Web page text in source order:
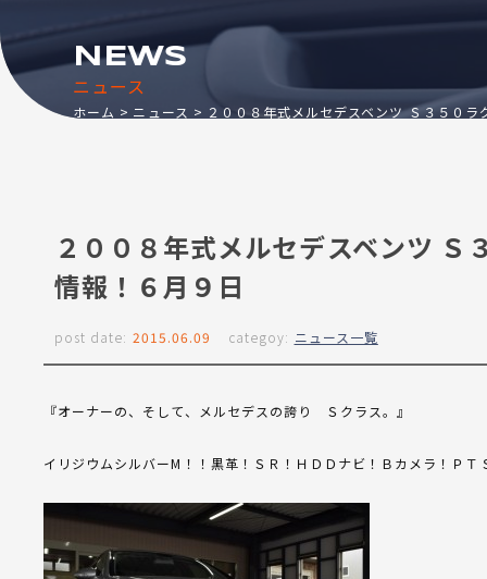
ニュース
NEWS
ホーム ニュース ２００８年式メルセデスベンツ Ｓ３５０
２００８年式メルセデスベンツ
情報！６月９日
post date: 2015.06.09 categoy: ニュース一覧
『オーナーの、そして、メルセデスの誇り Ｓクラス。』
イリジウムシルバーM！！黒革！ＳＲ！ＨＤＤナビ！Ｂカメラ！Ｐ